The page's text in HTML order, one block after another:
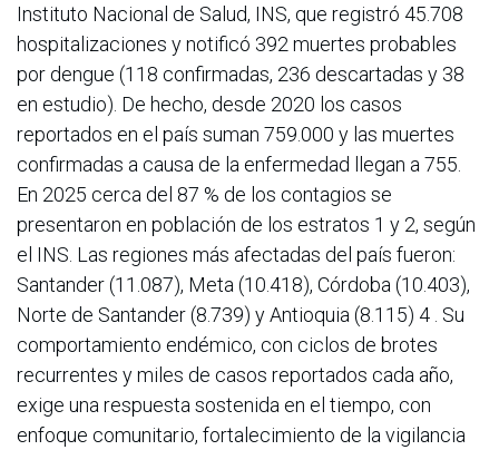
Instituto Nacional de Salud, INS, que registró 45.708
hospitalizaciones y notificó 392 muertes probables
por dengue (118 confirmadas, 236 descartadas y 38
en estudio). De hecho, desde 2020 los casos
reportados en el país suman 759.000 y las muertes
confirmadas a causa de la enfermedad llegan a 755.
En 2025 cerca del 87 % de los contagios se
presentaron en población de los estratos 1 y 2, según
el INS. Las regiones más afectadas del país fueron:
Santander (11.087), Meta (10.418), Córdoba (10.403),
Norte de Santander (8.739) y Antioquia (8.115) 4 . Su
comportamiento endémico, con ciclos de brotes
recurrentes y miles de casos reportados cada año,
exige una respuesta sostenida en el tiempo, con
enfoque comunitario, fortalecimiento de la vigilancia